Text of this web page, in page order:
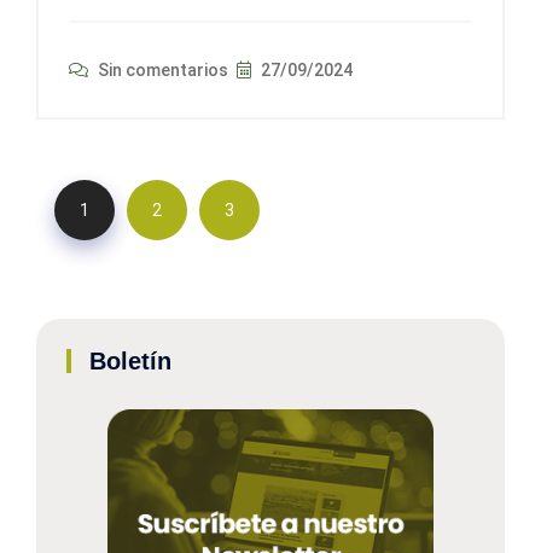
Sin comentarios 27/09/2024
1 2 3
Boletín